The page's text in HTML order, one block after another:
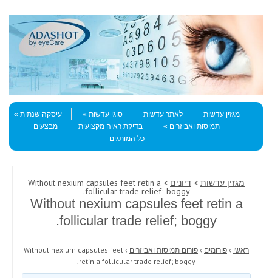
Menu
Skip to content
מגזין עדשות
לאתר עדשות סוגי עדשות
עיסקה שנתית
תמיסות ואביזרים
בדיקת ראיה מקצועית
מבצעים
כל המותגים
מגזין עדשות > דיונים > Without nexium capsules feet retin a
follicular trade relief; boggy.
Without nexium capsules feet retin a
follicular trade relief; boggy.
ראשי › פורומים › פורום תמיסות ואביזרים ›
Without nexium capsules feet
retin a follicular trade relief; boggy.